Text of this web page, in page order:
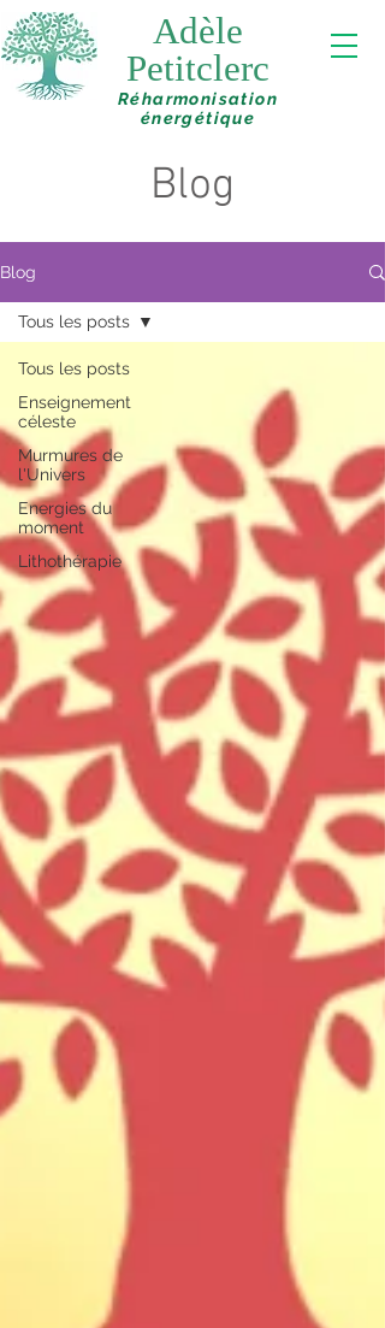
Adèle
Petitclerc
Réharmonisation
énergétique
Blog
Blog
Tous les posts
Enseignement
céleste
Murmures de
l'Univers
Energies du
moment
Lithothérapie
Tous les posts